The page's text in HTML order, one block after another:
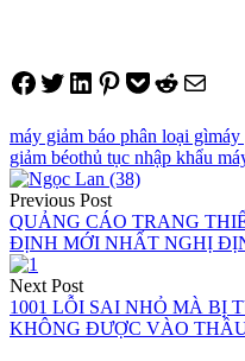
Share on Facebook
Tweet on Twitter
Share on LinkedIn
Pin on Pinterest
Save to pocket
Share on Reddit
Share via Email
máy giảm báo phân loại gìmáy
giảm béothủ tục nhập khẩu
Điều
hướng
bài
viết
Previous Post
QUẢNG CÁO TRANG
ĐỊNH MỚI NHẤT NGHỊ
Next Post
1001 LỖI SAI NHỎ MÀ BỊ
KHÔNG ĐƯỢC VÀO